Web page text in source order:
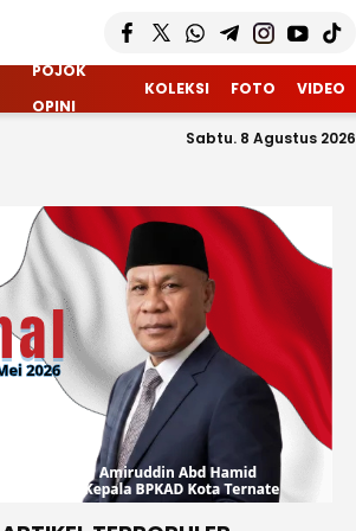
POJOK
OPINI
KOLEKSI FOTO VIDEO
Sabtu. 8 Agustus 2026